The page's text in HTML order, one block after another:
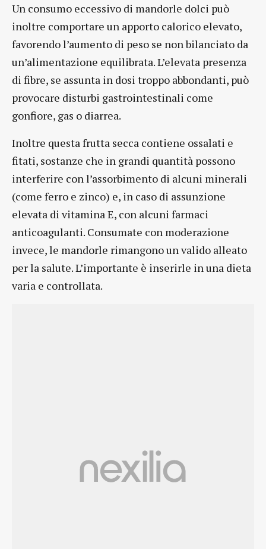
Un consumo eccessivo di mandorle dolci può
inoltre comportare un apporto calorico elevato,
favorendo l’aumento di peso se non bilanciato da
un’alimentazione equilibrata. L’elevata presenza
di fibre, se assunta in dosi troppo abbondanti, può
provocare disturbi gastrointestinali come
gonfiore, gas o diarrea.
Inoltre questa frutta secca contiene ossalati e
fitati, sostanze che in grandi quantità possono
interferire con l’assorbimento di alcuni minerali
(come ferro e zinco) e, in caso di assunzione
elevata di vitamina E, con alcuni farmaci
anticoagulanti. Consumate con moderazione
invece, le mandorle rimangono un valido alleato
per la salute. L’importante è inserirle in una dieta
varia e controllata.